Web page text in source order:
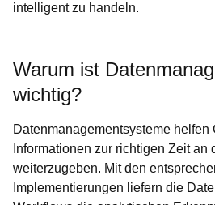
intelligent zu handeln.
Warum ist
wichtig?
Datenmanagementsysteme helfen
Informationen zur richtigen Zeit an
weiterzugeben. Mit den
Implementierungen liefern die